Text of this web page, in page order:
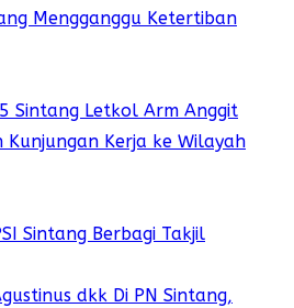
Mengganggu Ketertiban
Sintang Letkol Arm Anggit
Kunjungan Kerja ke Wilayah
Sintang Berbagi Takjil
dkk Di PN Sintang,